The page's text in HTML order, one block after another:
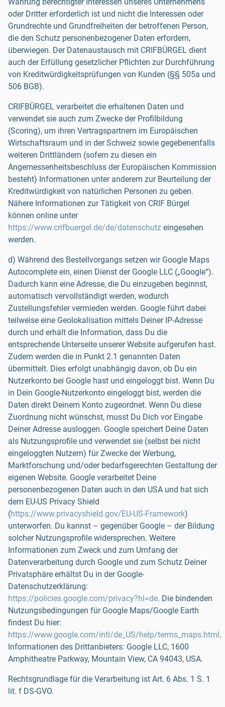
oder Dritter erforderlich ist und nicht die Interessen oder
Grundrechte und Grundfreiheiten der betroffenen Person,
die den Schutz personenbezogener Daten erfordern,
überwiegen. Der Datenaustausch mit CRIFBÜRGEL dient
auch der Erfüllung gesetzlicher Pflichten zur Durchführung
von Kreditwürdigkeitsprüfungen von Kunden (§§ 505a und
506 BGB).
CRIFBÜRGEL verarbeitet die erhaltenen Daten und
verwendet sie auch zum Zwecke der Profilbildung
(Scoring), um ihren Vertragspartnern im Europäischen
Wirtschaftsraum und in der Schweiz sowie gegebenenfalls
weiteren Drittländern (sofern zu diesen ein
Angemessenheitsbeschluss der Europäischen Kommission
besteht) Informationen unter anderem zur Beurteilung der
Kreditwürdigkeit von natürlichen Personen zu geben.
Nähere Informationen zur Tätigkeit von CRIF Bürgel
können online unter
https://www.crifbuergel.de/de/datenschutz eingesehen
werden.
d) Während des Bestellvorgangs setzen wir Google Maps
Autocomplete ein, einen Dienst der Google LLC („Google“).
Dadurch kann eine Adresse, die Du einzugeben beginnst,
automatisch vervollständigt werden, wodurch
Zustellungsfehler vermieden werden. Google führt dabei
teilweise eine Geolokalisation mittels Deiner IP-Adresse
durch und erhält die Information, dass Du die
entsprechende Unterseite unserer Website aufgerufen hast.
Zudem werden die in Punkt 2.1 genannten Daten
übermittelt. Dies erfolgt unabhängig davon, ob Du ein
Nutzerkonto bei Google hast und eingeloggt bist. Wenn Du
in Dein Google-Nutzerkonto eingeloggt bist, werden die
Daten direkt Deinem Konto zugeordnet. Wenn Du diese
Zuordnung nicht wünschst, musst Du Dich vor Eingabe
Deiner Adresse ausloggen. Google speichert Deine Daten
als Nutzungsprofile und verwendet sie (selbst bei nicht
eingeloggten Nutzern) für Zwecke der Werbung,
Marktforschung und/oder bedarfsgerechten Gestaltung der
eigenen Website. Google verarbeitet Deine
personenbezogenen Daten auch in den USA und hat sich
dem EU-US Privacy Shield
(https://www.privacyshield.gov/EU-US-Framework)
unterworfen. Du kannst – gegenüber Google – der Bildung
solcher Nutzungsprofile widersprechen. Weitere
Informationen zum Zweck und zum Umfang der
Datenverarbeitung durch Google und zum Schutz Deiner
Privatsphäre erhältst Du in der Google-
Datenschutzerklärung:
https://policies.google.com/privacy?hl=de. Die bindenden
Nutzungsbedingungen für Google Maps/Google Earth
findest Du hier:
https://www.google.com/intl/de_US/help/terms_maps.html.
Informationen des Drittanbieters: Google LLC, 1600
Amphitheatre Parkway, Mountain View, CA 94043, USA.
Rechtsgrundlage für die Verarbeitung ist Art. 6 Abs. 1 S. 1
lit. f DS-GVO.